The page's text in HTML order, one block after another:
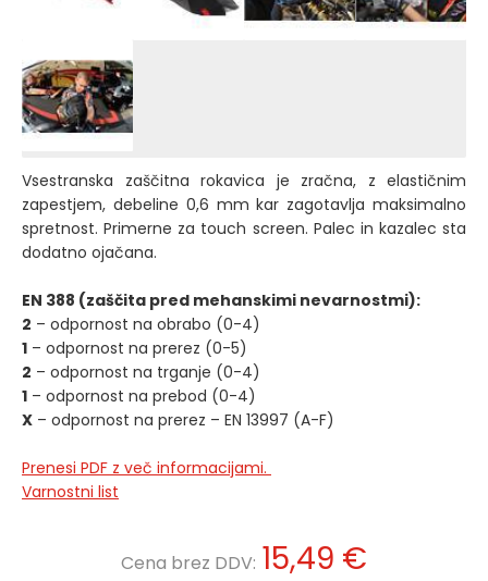
Vsestranska zaščitna rokavica je zračna, z elastičnim
zapestjem, debeline 0,6 mm kar zagotavlja maksimalno
spretnost. Primerne za touch screen. Palec in kazalec sta
dodatno ojačana.
EN 388 (zaščita pred mehanskimi nevarnostmi):
2 – odpornost na obrabo (0-4)
1 – odpornost na prerez (0-5)
2 – odpornost na trganje (0-4)
1 – odpornost na prebod (0-4)
X – odpornost na prerez – EN 13997 (A-F)
Prenesi PDF z več informacijami.
Varnostni list
Cena brez DDV: 15,49 €